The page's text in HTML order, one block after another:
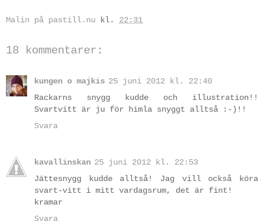
Malin på pastill.nu kl. 22:31
18 kommentarer:
kungen o majkis 25 juni 2012 kl. 22:40
Rackarns snygg kudde och illustration!!
Svartvitt är ju för himla snyggt alltså :-)!!
Svara
kavallinskan 25 juni 2012 kl. 22:53
Jättesnygg kudde alltså! Jag vill också köra
svart-vitt i mitt vardagsrum, det är fint!
kramar
Svara